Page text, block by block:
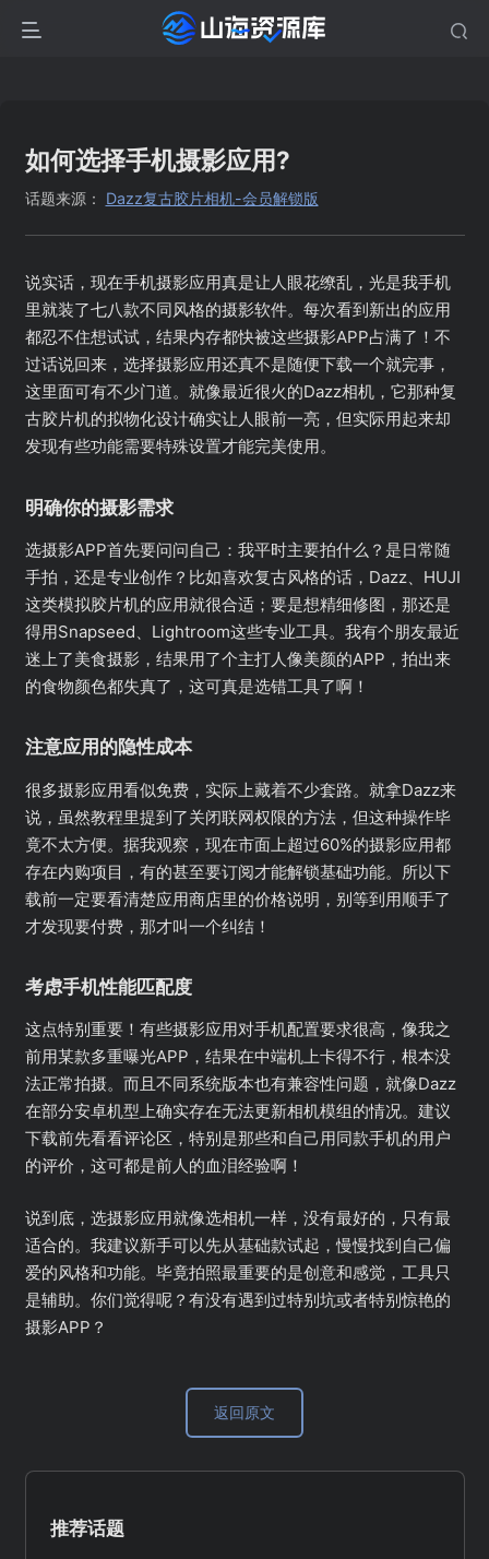
如何选择手机摄影应用?
话题来源： Dazz复古胶片相机-会员解锁版
说实话，现在手机摄影应用真是让人眼花缭乱，光是我手机
里就装了七八款不同风格的摄影软件。每次看到新出的应用
都忍不住想试试，结果内存都快被这些摄影APP占满了！不
过话说回来，选择摄影应用还真不是随便下载一个就完事，
这里面可有不少门道。就像最近很火的Dazz相机，它那种复
古胶片机的拟物化设计确实让人眼前一亮，但实际用起来却
发现有些功能需要特殊设置才能完美使用。
明确你的摄影需求
选摄影APP首先要问问自己：我平时主要拍什么？是日常随
手拍，还是专业创作？比如喜欢复古风格的话，Dazz、HUJI
这类模拟胶片机的应用就很合适；要是想精细修图，那还是
得用Snapseed、Lightroom这些专业工具。我有个朋友最近
迷上了美食摄影，结果用了个主打人像美颜的APP，拍出来
的食物颜色都失真了，这可真是选错工具了啊！
注意应用的隐性成本
很多摄影应用看似免费，实际上藏着不少套路。就拿Dazz来
说，虽然教程里提到了关闭联网权限的方法，但这种操作毕
竟不太方便。据我观察，现在市面上超过60%的摄影应用都
存在内购项目，有的甚至要订阅才能解锁基础功能。所以下
载前一定要看清楚应用商店里的价格说明，别等到用顺手了
才发现要付费，那才叫一个纠结！
考虑手机性能匹配度
这点特别重要！有些摄影应用对手机配置要求很高，像我之
前用某款多重曝光APP，结果在中端机上卡得不行，根本没
法正常拍摄。而且不同系统版本也有兼容性问题，就像Dazz
在部分安卓机型上确实存在无法更新相机模组的情况。建议
下载前先看看评论区，特别是那些和自己用同款手机的用户
的评价，这可都是前人的血泪经验啊！
说到底，选摄影应用就像选相机一样，没有最好的，只有最
适合的。我建议新手可以先从基础款试起，慢慢找到自己偏
爱的风格和功能。毕竟拍照最重要的是创意和感觉，工具只
是辅助。你们觉得呢？有没有遇到过特别坑或者特别惊艳的
摄影APP？
返回原文
推荐话题